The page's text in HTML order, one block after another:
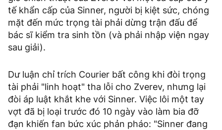
tế khẩn cấp của Sinner, người bị kiệt sức, chóng
mặt đến mức trọng tài phải dừng trận đấu để
bác sĩ kiểm tra sinh tồn (và phải nhập viện ngay
sau giải).
Dư luận chỉ trích Courier bất công khi đòi trọng
tài phải "linh hoạt" tha lỗi cho Zverev, nhưng lại
đòi áp luật khắt khe với Sinner. Việc lôi một tay
vợt đã bị loại trước đó 10 ngày vào làm bia đỡ
đạn khiến fan bức xúc phản pháo: "Sinner đang